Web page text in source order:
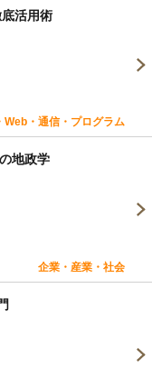
活用術
Web・通信・プログラム
地政学
企業・産業・社会